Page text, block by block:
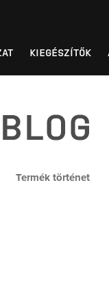
KIEGÉSZÍTŐK
Termék történet